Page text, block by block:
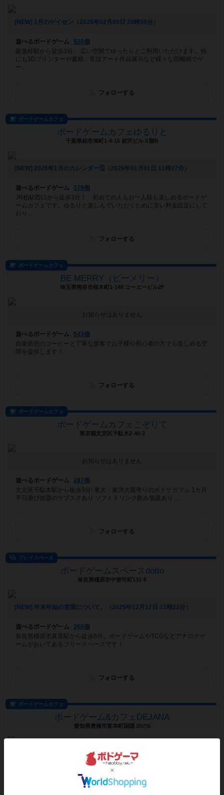
[NEW] 2月のゲイセン（2026年02月09日 20時36分）
遊べるボードゲーム
920個
阪急桂駅から徒歩3分。 広い空間でゆったりとご利用いただけます。他
にも3Dプリンターや書籍、常設アート作品展示など様々な距離感でゲ
ー...
フォローする
ボードゲームカフェ
ボードゲームカフェゆるりと
千葉県柏市旭町1-4-15 前沢ビル３階B
[NEW] 2026年1月のカレンダー🗓️（2026年01月01日 11時27分）
遊べるボードゲーム
379個
JR柏駅西口から徒歩3分！ 初めての人もお一人様も楽しめるボードゲ
ームカフェです。ゆるりと楽しんでいただくために安い料金設定にして
おり...
フォローする
ボードゲームカフェ
BE MERRY（ビーメリー）
埼玉県熊谷市桜木町1-148 コーエービル2F
お知らせはありません
遊べるボードゲーム
543個
自家焙煎のコーヒーと丁寧な接客でお子様や初心者の方でも楽しめる空
間を提供します！
フォローする
ボードゲームカフェ
ボードゲームカフェこぞりて
東京都文京区千駄木2-40-2
お知らせはありません
遊べるボードゲーム
287個
文京区千駄木駅から徒歩3分! 東大・東洋大最寄りのボドゲカフェ 1カ月
平日遊び放題のサブスクあり ソフトドリンク飲み放題あり ...
フォローする
プレイスペース
ボードゲームスペースdotto
奈良県橿原市中曽司町132-6
[NEW] 年末年始の営業について。（2025年12月17日 11時22分）
遊べるボードゲーム
268個
奈良県橿原市真菅駅から徒歩6分。ボードゲームやTCGなどアナログゲ
ームがおいてあるフリースペースです！
フォローする
ボードゲームカフェ
ボードゲーム&カフェDEJANA
愛知県豊橋市富本町国隠 20の5
[NEW] 年末年始の営業のお知らせ（2025年12月06日 14時31分）
1023個
豊鉄渥美線 愛知大学前駅の目の前です。 美味しいドリンクを味わい